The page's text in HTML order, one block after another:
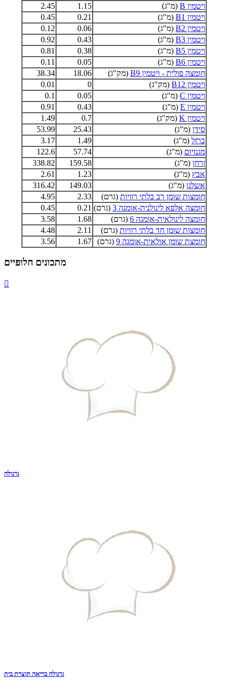
ויטמין B (מ"ג) 1.15
2.45
ויטמין B1
(מ"ג) 0.21
0.45
ויטמין B2
(מ"ג) 0.06
0.12
ויטמין B3
(מ"ג) 0.43
0.92
ויטמין B5
(מ"ג) 0.38
0.81
ויטמין B6
(מ"ג) 0.05
0.11
חומצה פולית - ויטמין B9
(מק"ג) 18.06
38.34
ויטמין B12
(מק"ג) 0
0.01
ויטמין C
(מ"ג) 0.05
0.1
ויטמין E
(מ"ג) 0.43
0.91
ויטמין K
(מק"ג) 0.7
1.49
סידן (מ"ג) 25.43
53.99
ברזל (מ"ג) 1.49
3.17
מגנזיום (מ"ג) 57.74
122.6
זרחן (מ"ג) 159.58
338.82
אבץ (מ"ג) 1.23
2.61
אשלגן (מ"ג) 149.03
316.42
חומצות שומן רב בלתי רוויות (גרם) 2.33
4.95
חומצה אלפא לינולנית-אומגה 3
(גרם) 0.21
0.45
חומצה לינולאית-אומגה 6
(גרם) 1.68
3.58
חומצות שומן חד בלתי רוויות (גרם) 2.11
4.48
חומצת שומן אולאית-אומגה 9
(גרם) 1.67
3.56
מתכונים חלופיים

גרנולה
גרנולה בריאה תוצרת בית